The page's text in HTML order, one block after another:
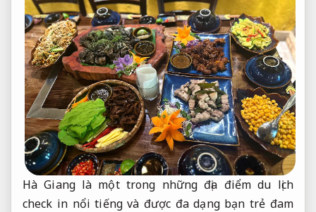
Hà Giang là một trong những địa điểm du lịch
check in nổi tiếng và được đa dạng bạn trẻ đam